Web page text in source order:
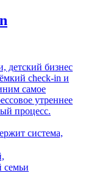
детский бизнес
check-in и
самое
утреннее
процесс.
система,
семьи